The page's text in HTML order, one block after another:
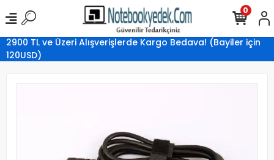
2900 TL ve Üzeri Alışverişlerde Kargo Bedava! (Bayiler için
120USD)
0